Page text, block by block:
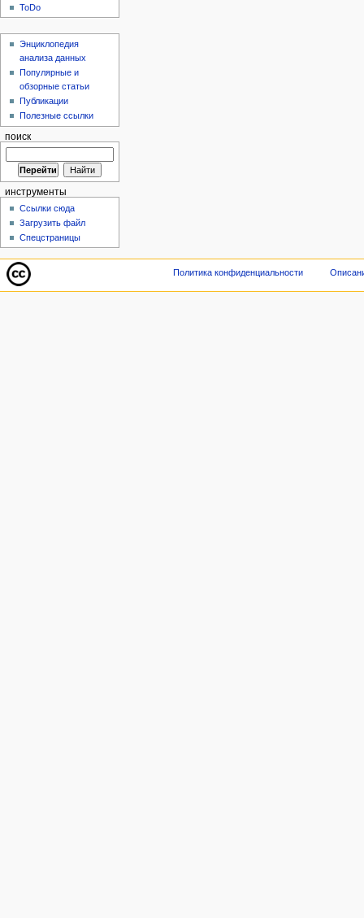
ToDo
Энциклопедия
анализа данных
Популярные и
обзорные статьи
Публикации
Полезные ссылки
поиск
инструменты
Ссылки сюда
Загрузить файл
Спецстраницы
Политика конфиденциальности